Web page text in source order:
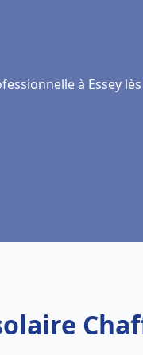
à Essey lès